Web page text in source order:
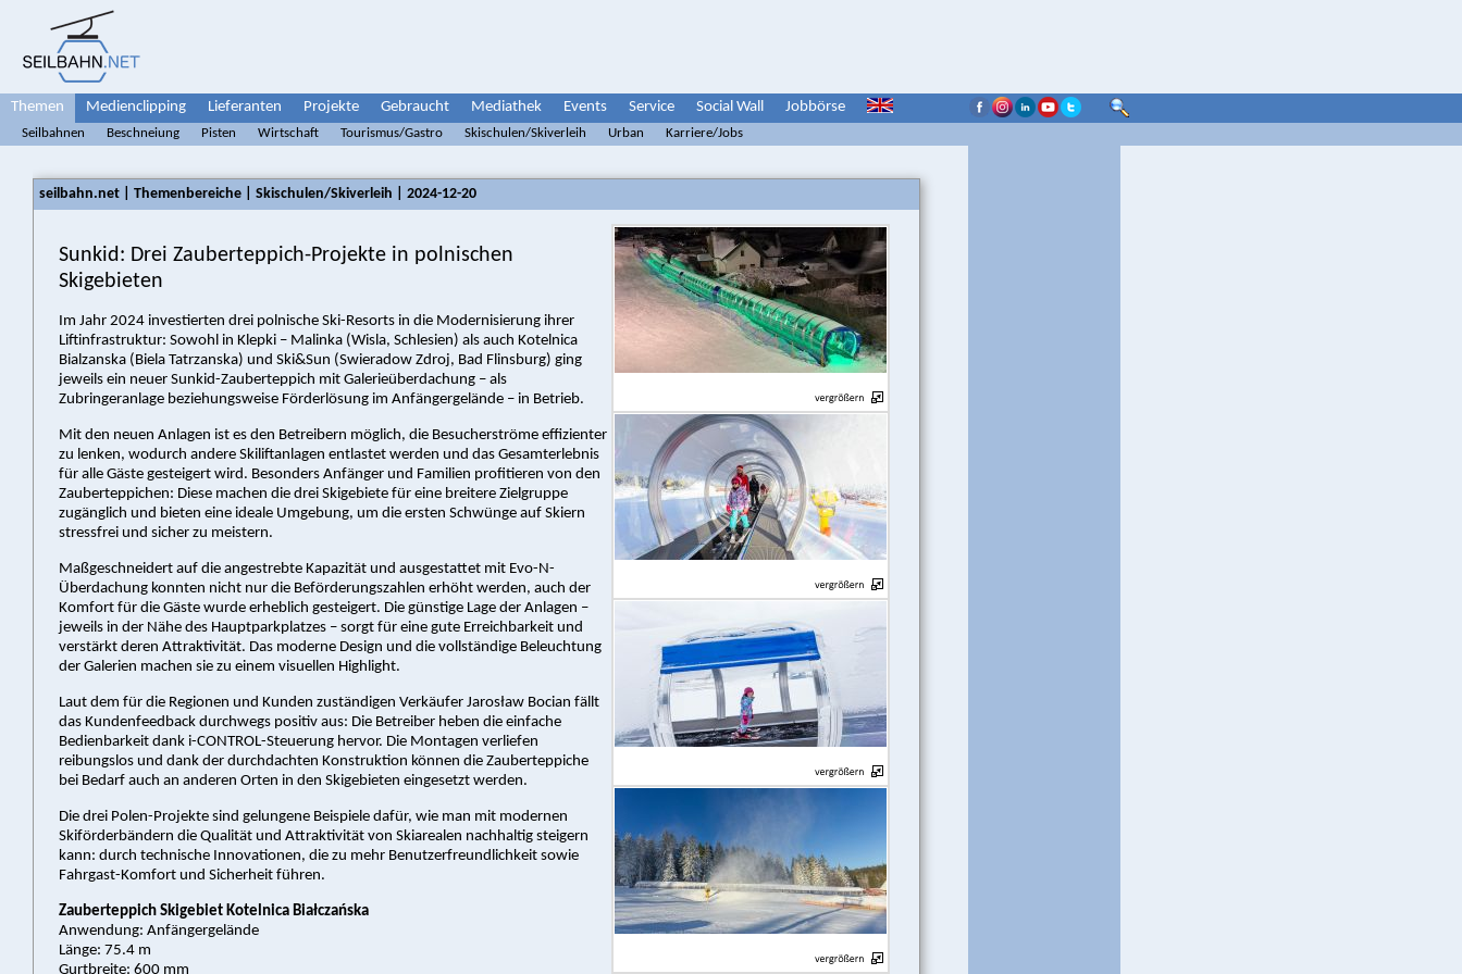
Themen Medienclipping Lieferanten Projekte Gebraucht Mediathek Events Service Social Wall Jobbörse
Seilbahnen Beschneiung Pisten Wirtschaft Tourismus/Gastro Skischulen/Skiverleih Urban Karriere/Jobs
seilbahn.net | Themenbereiche | Skischulen/Skiverleih | 2024-12-20
Sunkid: Drei Zauberteppich-Projekte in polnischen
Skigebieten
Im Jahr 2024 investierten drei polnische Ski-Resorts in die Modernisierung ihrer
Liftinfrastruktur: Sowohl in Klepki – Malinka (Wisla, Schlesien) als auch Kotelnica
Bialzanska (Biela Tatrzanska) und Ski&Sun (Swieradow Zdroj, Bad Flinsburg) ging
jeweils ein neuer Sunkid-Zauberteppich mit Galerieüberdachung – als
Zubringeranlage beziehungsweise Förderlösung im Anfängergelände – in Betrieb.
Mit den neuen Anlagen ist es den Betreibern möglich, die Besucherströme effizienter
zu lenken, wodurch andere Skiliftanlagen entlastet werden und das Gesamterlebnis
für alle Gäste gesteigert wird. Besonders Anfänger und Familien profitieren von den
Zauberteppichen: Diese machen die drei Skigebiete für eine breitere Zielgruppe
zugänglich und bieten eine ideale Umgebung, um die ersten Schwünge auf Skiern
stressfrei und sicher zu meistern.
Maßgeschneidert auf die angestrebte Kapazität und ausgestattet mit Evo-N-
Überdachung konnten nicht nur die Beförderungszahlen erhöht werden, auch der
Komfort für die Gäste wurde erheblich gesteigert. Die günstige Lage der Anlagen –
jeweils in der Nähe des Hauptparkplatzes – sorgt für eine gute Erreichbarkeit und
verstärkt deren Attraktivität. Das moderne Design und die vollständige Beleuchtung
der Galerien machen sie zu einem visuellen Highlight.
Laut dem für die Regionen und Kunden zuständigen Verkäufer Jarosław Bocian fällt
das Kundenfeedback durchwegs positiv aus: Die Betreiber heben die einfache
Bedienbarkeit dank i-CONTROL-Steuerung hervor. Die Montagen verliefen
reibungslos und dank der durchdachten Konstruktion können die Zauberteppiche
bei Bedarf auch an anderen Orten in den Skigebieten eingesetzt werden.
Die drei Polen-Projekte sind gelungene Beispiele dafür, wie man mit modernen
Skiförderbändern die Qualität und Attraktivität von Skiarealen nachhaltig steigern
kann: durch technische Innovationen, die zu mehr Benutzerfreundlichkeit sowie
Fahrgast-Komfort und Sicherheit führen.
Zauberteppich Skigebiet Kotelnica Białczańska
Anwendung: Anfängergelände
Länge: 75.4 m
Gurtbreite: 600 mm